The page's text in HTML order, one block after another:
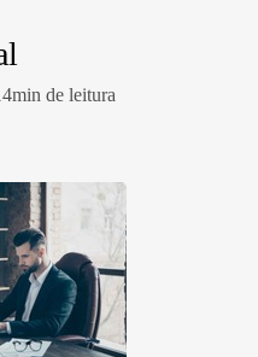
de leitura